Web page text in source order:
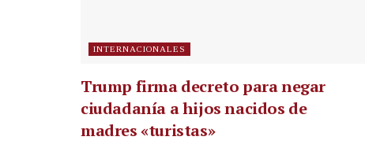
INTERNACIONALES
Trump firma decreto para negar
ciudadanía a hijos nacidos de
madres «turistas»